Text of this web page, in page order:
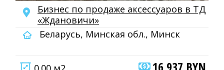
Бизнес по продаже аксессуаров в ТД
«Ждановичи»
Беларусь, Минская обл., Минск